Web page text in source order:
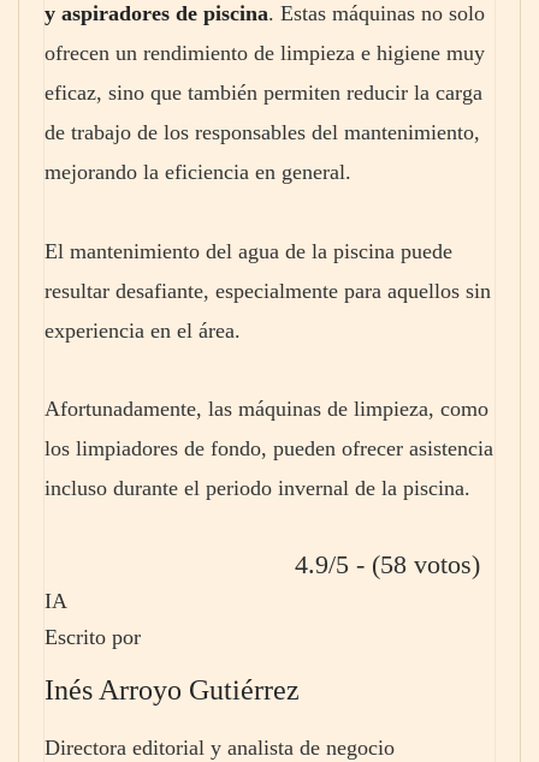
y aspiradores de piscina. Estas máquinas no solo
ofrecen un rendimiento de limpieza e higiene muy
eficaz, sino que también permiten reducir la carga
de trabajo de los responsables del mantenimiento,
mejorando la eficiencia en general.
El mantenimiento del agua de la piscina puede
resultar desafiante, especialmente para aquellos sin
experiencia en el área.
Afortunadamente, las máquinas de limpieza, como
los limpiadores de fondo, pueden ofrecer asistencia
incluso durante el periodo invernal de la piscina.
4.9/5 - (58 votos)
IA
Escrito por
Inés Arroyo Gutiérrez
Directora editorial y analista de negocio